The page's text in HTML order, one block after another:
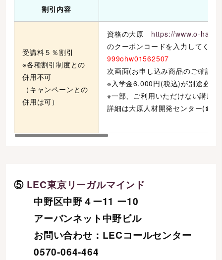
割引内容
受講料５％割引
※各種割引制度との
併用不可
（キャンペーンとの
併用は可）
資格の大原 https://www.o-
のクーポンコードを入力してくだ
999ohw01562507
次画面(お申し込み商品のご確認)
※入学金6,000円(税込)が別途必要
※一部、ご利用いただけない講座
詳細は大原人材開発センター
⑤LEC東京リーガルマインド
中野区中野４ー11 ー10
アーバンネット中野ビル
お問い合わせ：LECコールセンター
0570-064-464